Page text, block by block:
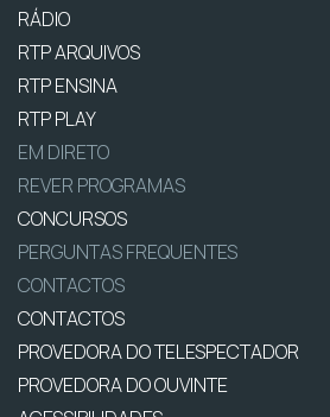
RÁDIO
RTP ARQUIVOS
RTP ENSINA
RTP PLAY
EM DIRETO
REVER PROGRAMAS
CONCURSOS
PERGUNTAS FREQUENTES
CONTACTOS
CONTACTOS
PROVEDORA DO TELESPECTADOR
PROVEDORA DO OUVINTE